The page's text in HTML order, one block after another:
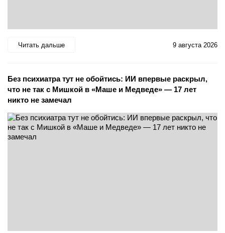
Читать дальше 9 августа 2026
Без психиатра тут не обойтись: ИИ впервые раскрыл,
что не так с Мишкой в «Маше и Медведе» — 17 лет
никто не замечал